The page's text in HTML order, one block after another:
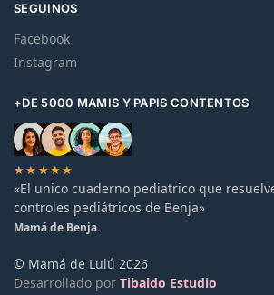
SEGUINOS
Facebook
Instagram
+DE 5000 MAMIS Y PAPIS CONTENTOS
★★★★★
«El unico cuaderno pediatrico que
controles pediátricos de Benja»
Mamá de Benja.
© Mamá de Lulú 2026
Desarrollado por Tibaldo Estudio